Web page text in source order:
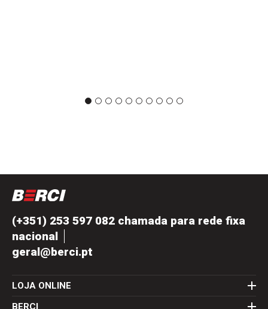
(+351) 253 597 082 chamada para rede fixa
nacional
geral@berci.pt
LOJA ONLINE
BERCI